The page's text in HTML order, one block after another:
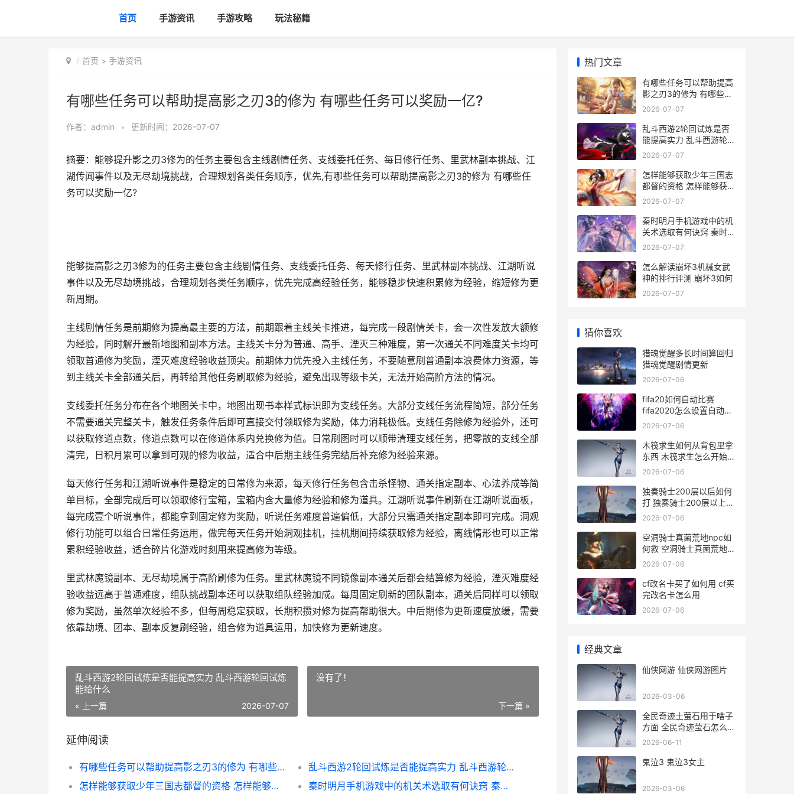
首页 手游资讯 手游攻略 玩法秘籍
首页 > 手游资讯
有哪些任务可以帮助提高影之刃3的修为 有哪些任务可以奖励一亿?
作者： admin • 更新时间：2026-07-07
摘要：能够提升影之刃3修为的任务主要包含主线剧情任务、支线委托任务、每日修行任务、里武林副本挑战、江
湖传闻事件以及无尽劫境挑战，合理规划各类任务顺序，优先,有哪些任务可以帮助提高影之刃3的修为 有哪些任
务可以奖励一亿?
能够提高影之刃3修为的任务主要包含主线剧情任务、支线委托任务、每天修行任务、里武林副本挑战、江湖听说
事件以及无尽劫境挑战，合理规划各类任务顺序，优先完成高经验任务，能够稳步快速积累修为经验，缩短修为更
新周期。
主线剧情任务是前期修为提高最主要的方法，前期跟着主线关卡推进，每完成一段剧情关卡，会一次性发放大额修
为经验，同时解开最新地图和副本方法。主线关卡分为普通、高手、湮灭三种难度，第一次通关不同难度关卡均可
领取首通修为奖励，湮灭难度经验收益顶尖。前期体力优先投入主线任务，不要随意刷普通副本浪费体力资源，等
到主线关卡全部通关后，再转给其他任务刷取修为经验，避免出现等级卡关，无法开始高阶方法的情况。
支线委托任务分布在各个地图关卡中，地图出现书本样式标识即为支线任务。大部分支线任务流程简短，部分任务
不需要通关完整关卡，触发任务条件后即可直接交付领取修为奖励，体力消耗极低。支线任务除修为经验外，还可
以获取修道点数，修道点数可以在修道体系内兑换修为值。日常刷图时可以顺带清理支线任务，把零散的支线全部
清完，日积月累可以拿到可观的修为收益，适合中后期主线任务完结后补充修为经验来源。
每天修行任务和江湖听说事件是稳定的日常修为来源，每天修行任务包含击杀怪物、通关指定副本、心法养成等简
单目标，全部完成后可以领取修行宝箱，宝箱内含大量修为经验和修为道具。江湖听说事件刷新在江湖听说面板，
每完成壹个听说事件，都能拿到固定修为奖励，听说任务难度普遍偏低，大部分只需通关指定副本即可完成。洞观
修行功能可以组合日常任务运用，做完每天任务开始洞观挂机，挂机期间持续获取修为经验，离线情形也可以正常
累积经验收益，适合碎片化游戏时刻用来提高修为等级。
里武林魔镜副本、无尽劫境属于高阶刷修为任务。里武林魔镜不同镜像副本通关后都会结算修为经验，湮灭难度经
验收益远高于普通难度，组队挑战副本还可以获取组队经验加成。每周固定刷新的团队副本，通关后同样可以领取
修为奖励，虽然单次经验不多，但每周稳定获取，长期积攒对修为提高帮助很大。中后期修为更新速度放缓，需要
依靠劫境、团本、副本反复刷经验，组合修为道具运用，加快修为更新速度。
乱斗西游2轮回试炼是否能提高实力 乱斗西游轮回试炼
能给什么
« 上一篇 2026-07-07
没有了！
下一篇 »
延伸阅读
有哪些任务可以帮助提高影之刃3的修为 有哪些任务可以奖励一亿?
乱斗西游2轮回试炼是否能提高实力 乱斗西游轮回试炼能给什么
怎样能够获取少年三国志都督的资格 怎样能够获取少数民族证
秦时明月手机游戏中的机关术选取有何诀窍 秦时明月手游最新版本
热门文章
有哪些任务可以帮助提高
影之刃3的修为 有哪些任
务可以奖励一亿?
2026-07-07
乱斗西游2轮回试炼是否
能提高实力 乱斗西游轮回
试炼能给什么
2026-07-07
怎样能够获取少年三国志
都督的资格 怎样能够获取
少数民族证
2026-07-07
秦时明月手机游戏中的机
关术选取有何诀窍 秦时明
月手游最新版本
2026-07-07
怎么解读崩坏3机械女武
神的排行评测 崩坏3如何
2026-07-07
猜你喜欢
猎魂觉醒多长时间算回归
猎魂觉醒剧情更新
2026-07-06
fifa20如何自动比赛
fifa2020怎么设置自动抢
断
2026-07-06
木筏求生如何从背包里拿
东西 木筏求生怎么开始游
戏?
2026-07-06
独奏骑士200层以后如何
打 独奏骑士200层以上怎
么打
2026-07-06
空洞骑士真菌荒地npc如
何救 空洞骑士真菌荒地怎
么走
2026-07-06
cf改名卡买了如何用 cf买
完改名卡怎么用
2026-07-06
经典文章
仙侠网游 仙侠网游图片
2026-03-06
全民奇迹土萤石用于啥子
方面 全民奇迹莹石怎么搭
配
2026-06-11
鬼泣3 鬼泣3女主
2026-03-06